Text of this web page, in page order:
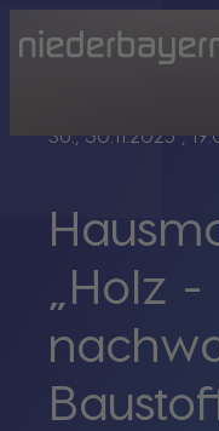
So., 30.11.2025 ,
„Holz -